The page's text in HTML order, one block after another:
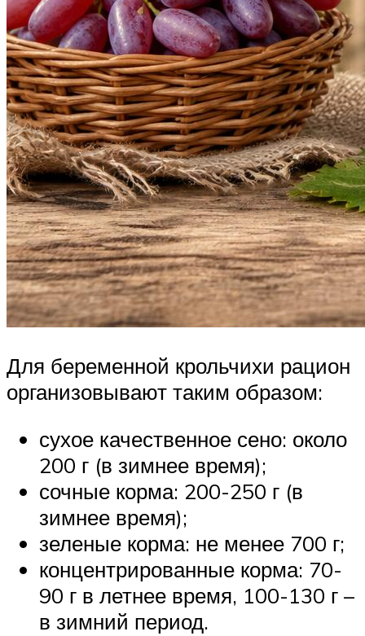
Для беременной крольчихи рацион
организовывают таким образом:
сухое качественное сено: около
200 г (в зимнее время);
сочные корма: 200-250 г (в
зимнее время);
зеленые корма: не менее 700 г;
концентрированные корма: 70-
90 г в летнее время, 100-130 г –
в зимний период.